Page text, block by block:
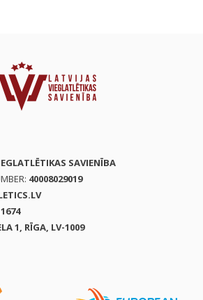
SAVIENĪBA
40008029019
1, RĪGA, LV-1009